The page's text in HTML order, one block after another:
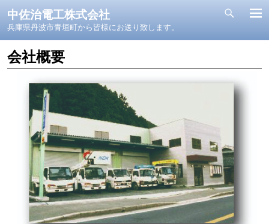
中佐治電工株式会社
兵庫県丹波市青垣町から皆様にお送り致します。
会社概要